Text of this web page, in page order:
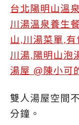
雙人湯屋空間
分鐘。